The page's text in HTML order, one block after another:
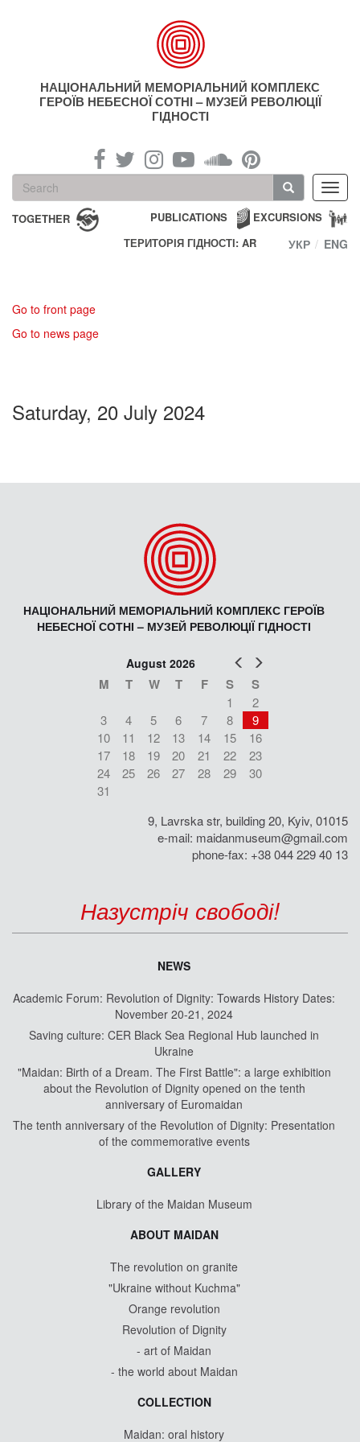
НАЦІОНАЛЬНИЙ МЕМОРІАЛЬНИЙ КОМПЛЕКС
ГЕРОЇВ НЕБЕСНОЇ СОТНІ – МУЗЕЙ РЕВОЛЮЦІЇ
ГІДНОСТІ
Search
form
Search
TOGETHER EXCURSIONS
PUBLICATIONS
ТЕРИТОРІЯ ГІДНОСТІ: AR
УКР ENG
Go to front page
Go to news page
Saturday, 20 July 2024
НАЦІОНАЛЬНИЙ МЕМОРІАЛЬНИЙ КОМПЛЕКС ГЕРОЇВ
НЕБЕСНОЇ СОТНІ – МУЗЕЙ РЕВОЛЮЦІЇ ГІДНОСТІ
Prev
August 2026
M T W T F S S
1
2
3
4 5 6 7 8
9
10
11 12 13 14 15
16
17
18 19 20 21 22
23
24
25 26 27 28 29
30
31
9, Lavrska str, building 20, Kyiv, 01015
e-mail: maidanmuseum@gmail.com
phone-fax: +38 044 229 40 13
Назустріч свободі!
NEWS
Academic Forum: Revolution of Dignity: Towards History Dates:
November 20-21, 2024
Saving culture: CER Black Sea Regional Hub launched in
Ukraine
"Maidan: Birth of a Dream. The First Battle": a large exhibition
about the Revolution of Dignity opened on the tenth
anniversary of Euromaidan
The tenth anniversary of the Revolution of Dignity: Presentation
of the commemorative events
GALLERY
Library of the Maidan Museum
ABOUT MAIDAN
The revolution on granite
"Ukraine without Kuchma"
Orange revolution
Revolution of Dignity
- art of Maidan
- the world about Maidan
COLLECTION
Maidan: oral history